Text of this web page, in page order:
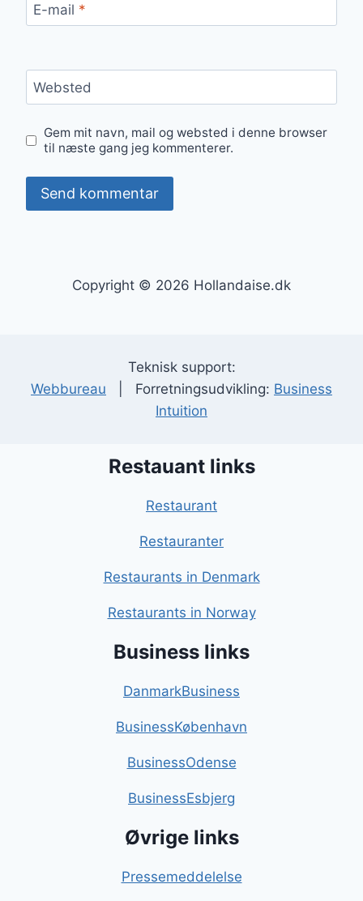
E-mail *
Websted
Gem mit navn, mail og websted i denne browser
til næste gang jeg kommenterer.
Copyright © 2026 Hollandaise.dk
Teknisk support:
Webbureau | Forretningsudvikling: Business
Intuition
Restauant links
Restaurant
Restauranter
Restaurants in Denmark
Restaurants in Norway
Business links
DanmarkBusiness
BusinessKøbenhavn
BusinessOdense
BusinessEsbjerg
Øvrige links
Pressemeddelelse